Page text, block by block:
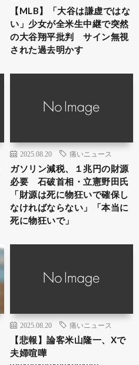
【MLB】「大谷は謙虚ではな
い」少女が全米生中継で突然
の大谷翔平批判 サイン無視
された過去明かす
2025.08.20 痛いニュース
ガソリン減税、１兆円の財源
必要 石破首相・立憲野田氏
「財源は死に物狂いで確保し
なければならない」「本当に
死に物狂いで」
2025.08.20 痛いニュース
【悲報】論客米山隆一、Xで
夫婦喧嘩